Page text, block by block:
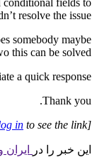
resolve the issue.
somebody maybe
this can be solved?
a quick response.
Thank you.
in to see the link]
این خبر را در